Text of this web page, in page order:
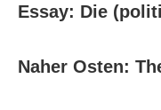
Essay: Die
Naher Osten: